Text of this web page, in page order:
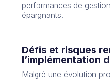
performances de
épargnants.
Défis et risques
l’implémentation
Malgré une évolution